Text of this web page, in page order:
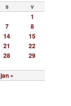
s v
jan »
1
7 8
14
15
21
22
28
29